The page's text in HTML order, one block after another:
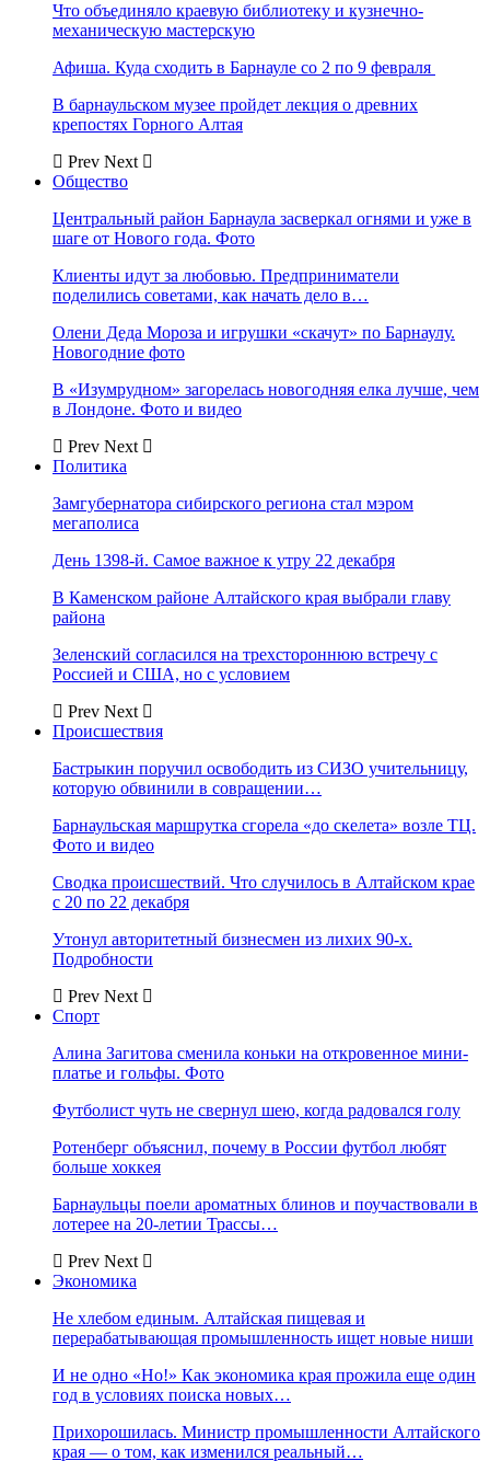
Что объединяло краевую библиотеку и кузнечно-
механическую мастерскую
Афиша. Куда сходить в Барнауле со 2 по 9 февраля
В барнаульском музее пройдет лекция о древних
крепостях Горного Алтая
Prev Next
Общество
Центральный район Барнаула засверкал огнями и уже в
шаге от Нового года. Фото
Клиенты идут за любовью. Предприниматели
поделились советами, как начать дело в…
Олени Деда Мороза и игрушки «скачут» по Барнаулу.
Новогодние фото
В «Изумрудном» загорелась новогодняя елка лучше, чем
в Лондоне. Фото и видео
Prev Next
Политика
Замгубернатора сибирского региона стал мэром
мегаполиса
День 1398-й. Самое важное к утру 22 декабря
В Каменском районе Алтайского края выбрали главу
района
Зеленский согласился на трехстороннюю встречу с
Россией и США, но с условием
Prev Next
Происшествия
Бастрыкин поручил освободить из СИЗО учительницу,
которую обвинили в совращении…
Барнаульская маршрутка сгорела «до скелета» возле ТЦ.
Фото и видео
Сводка происшествий. Что случилось в Алтайском крае
с 20 по 22 декабря
Утонул авторитетный бизнесмен из лихих 90-х.
Подробности
Prev Next
Спорт
Алина Загитова сменила коньки на откровенное мини-
платье и гольфы. Фото
Футболист чуть не свернул шею, когда радовался голу
Ротенберг объяснил, почему в России футбол любят
больше хоккея
Барнаульцы поели ароматных блинов и поучаствовали в
лотерее на 20-летии Трассы…
Prev Next
Экономика
Не хлебом единым. Алтайская пищевая и
перерабатывающая промышленность ищет новые ниши
И не одно «Но!» Как экономика края прожила еще один
год в условиях поиска новых…
Прихорошилась. Министр промышленности Алтайского
края — о том, как изменился реальный…